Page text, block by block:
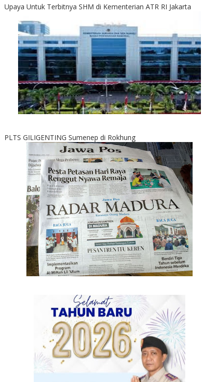
Upaya Untuk Terbitnya SHM di Kementerian ATR RI Jakarta
PLTS GILIGENTING Sumenep di Rokhung